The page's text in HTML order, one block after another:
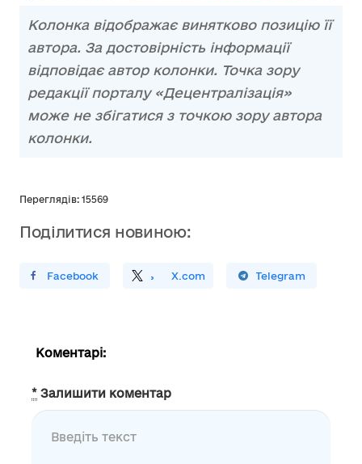
Колонка відображає винятково позицію її
автора. За достовірність інформації
відповідає автор колонки. Точка зору
редакції порталу «Децентралізація»
може не збігатися з точкою зору автора
колонки.
Переглядів: 15569
Поділитися новиною:
У FacebookПоділитись X.com
Поширити У Telegram
Коментарі:
* Залишити коментар